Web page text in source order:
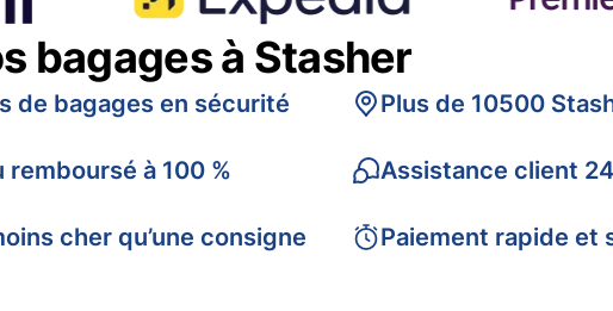
bagages à Stasher
de bagages en sécurité
remboursé à 100 %
cher qu’une consigne
Plus de 10500
Assistance client
Paiement rapide et